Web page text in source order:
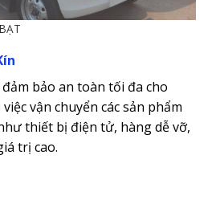
bảo an toàn tối đa cho
vận chuyển các sản phẩm
thiết bị điện tử, hàng dễ vỡ,
trị cao.